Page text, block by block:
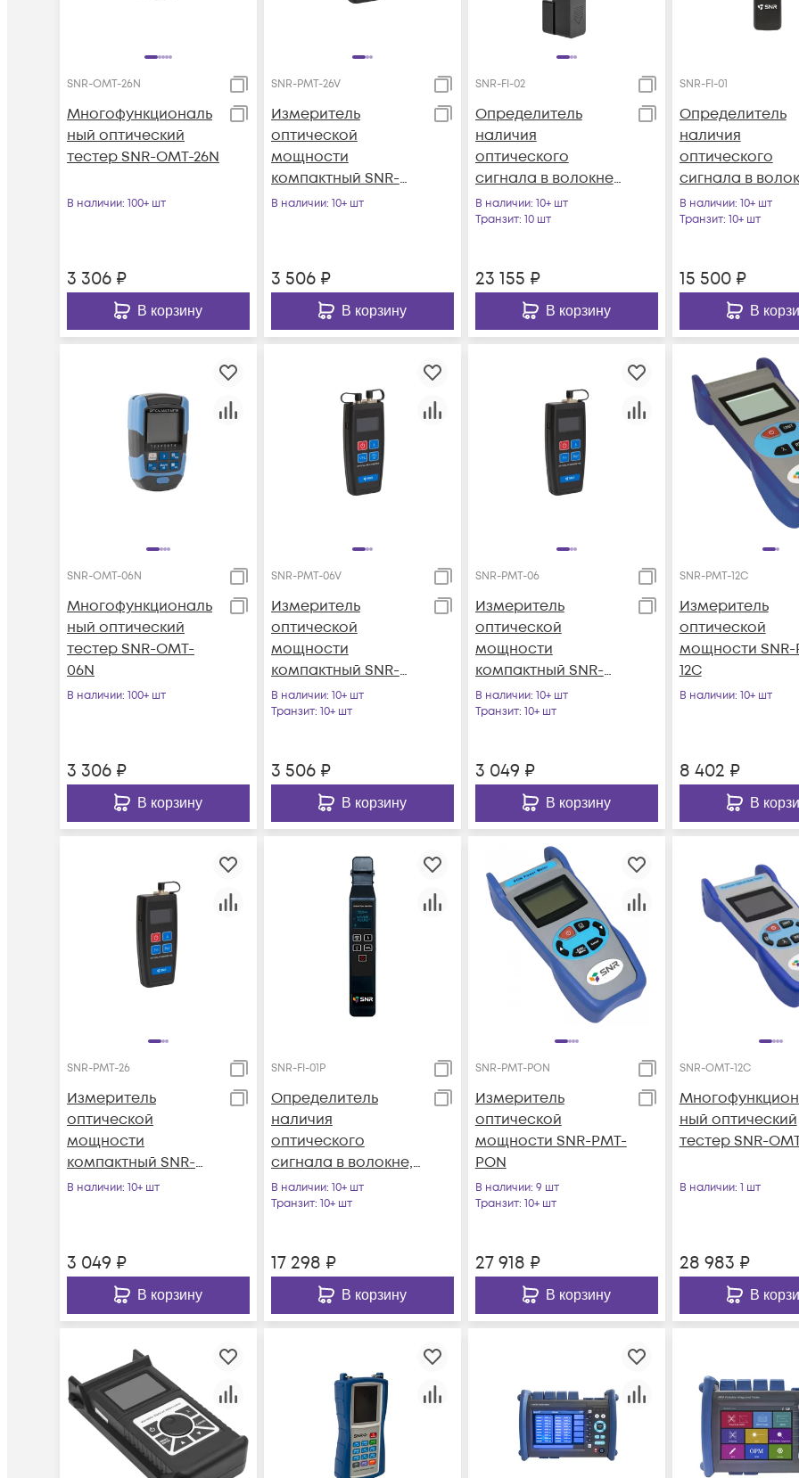
SNR-OMT-26N
Многофункциональ
ный оптический
тестер SNR-OMT-26N
В наличии: 100+ шт
3 306 ₽
В корзину
SNR-PMT-26V
Измеритель
оптической
мощности
компактный SNR-
PMT-26V
В наличии: 10+ шт
3 506₽
В корзину
SNR-FI-02
Определитель
наличия
оптического
сигнала в волокне
SNR-FI-02 (JW3306A)
В наличии: 10+ шт
Транзит: 10 шт
23 155 ₽
В корзину
SNR-FI-01
Определитель
наличия
оптического
сигнала в
встроенный
визуальный
В наличии: 10+ шт
Транзит: 10+ шт
15 500₽
В
SNR-OMT-06N
Многофункциональ
ный оптический
тестер SNR-OMT-
06N
В наличии: 100+ шт
3 306 ₽
В корзину
SNR-PMT-06V
Измеритель
оптической
мощности
компактный SNR-
PMT-06V
В наличии: 10+ шт
Транзит: 10+ шт
3 506₽
В корзину
SNR-PMT-06
Измеритель
оптической
мощности
компактный SNR-
PMT-06
В наличии: 10+ шт
Транзит: 10+ шт
3 049 ₽
В корзину
SNR-PMT-12C
Измеритель
оптической
мощности SNR-
12C
В наличии: 10+ шт
8 402 ₽
В
SNR-PMT-26
Измеритель
оптической
мощности
компактный SNR-
PMT-26
В наличии: 10+ шт
3 049 ₽
В корзину
SNR-FI-01P
Определитель
наличия
оптического
сигнала в волокне,
встроенный
визуальный
оптической
мощности
В наличии: 10+ шт
Транзит: 10+ шт
17 298 ₽
В корзину
SNR-PMT-PON
Измеритель
оптической
мощности SNR-PMT-
PON
В наличии: 9 шт
Транзит: 10+ шт
27 918 ₽
В корзину
SNR-OMT-12C
ный оптический
тестер SNR-
В наличии: 1 шт
28 983 ₽
В